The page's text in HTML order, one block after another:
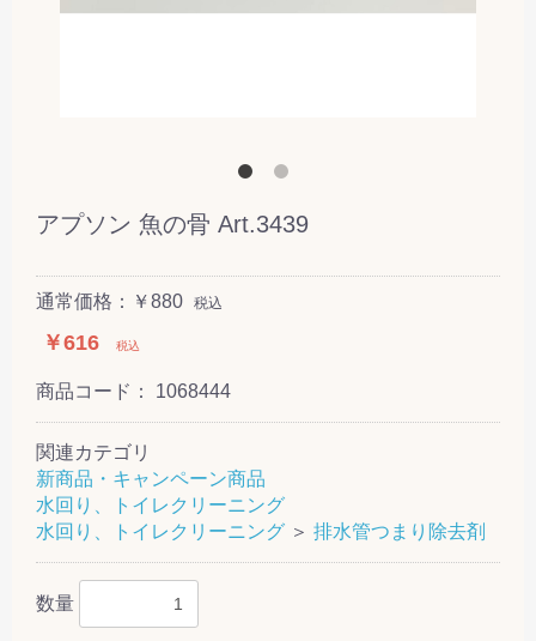
アプソン 魚の骨 Art.3439
通常価格：￥880 税込
￥616 税込
商品コード： 1068444
関連カテゴリ
新商品・キャンペーン商品
水回り、トイレクリーニング
水回り、トイレクリーニング ＞ 排水管つまり除去剤
数量